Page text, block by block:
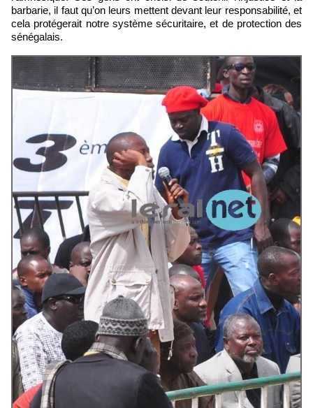
barbarie, il faut qu’on leurs mettent devant leur responsabilité, et
cela protégerait notre système sécuritaire, et de protection des
sénégalais.